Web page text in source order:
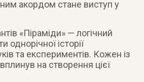
акордом стане виступ у
«Піраміди» — логічний
однорічної історії
та експериментів. Кожен із
на створення цієї